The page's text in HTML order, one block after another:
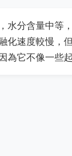
水分含量中等
化速度較慢，
為它不像一些